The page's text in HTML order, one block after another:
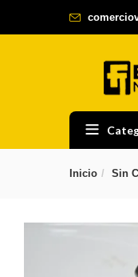
Inicio Sin